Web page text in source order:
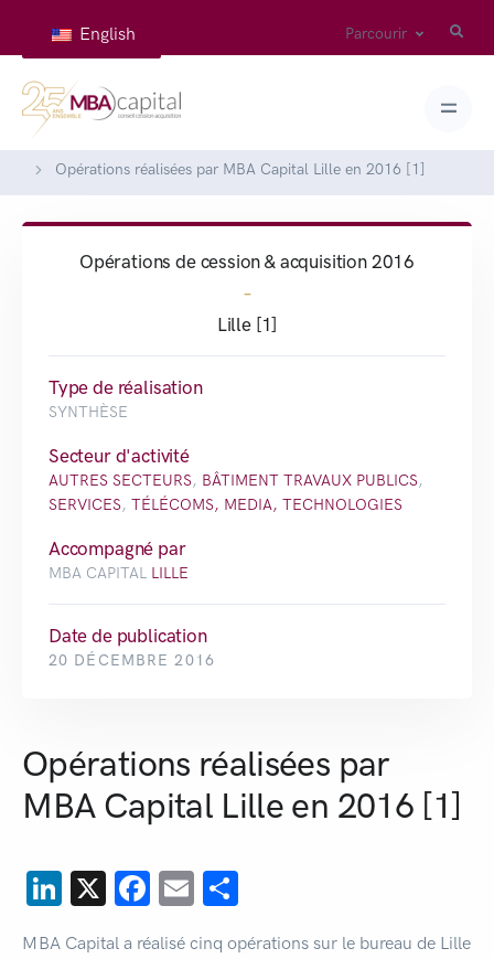
English Parcourir
Opérations réalisées par MBA Capital Lille en 2016 [1]
Opérations de cession & acquisition 2016
-
Lille [1]
Type de réalisation
SYNTHÈSE
Secteur d'activité
AUTRES SECTEURS, BÂTIMENT TRAVAUX PUBLICS,
SERVICES, TÉLÉCOMS, MEDIA, TECHNOLOGIES
Accompagné par
MBA CAPITAL LILLE
Date de publication
20 DÉCEMBRE 2016
Opérations réalisées par
MBA Capital Lille en 2016 [1]
LinkedIn
X Facebook
Email
MBA Capital a réalisé cinq opérations sur le bureau de Lille